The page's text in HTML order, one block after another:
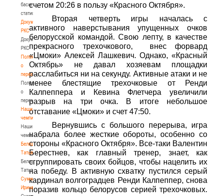
баскетбольной
статистике
Документы
РКС
Документы
РКС
Положение
о
переходах
Положение
о
переходах
Наши
чемпионы
Наши
чемпионы
Белошапко
Татьяна
Белошапко
Татьяна
Сумникова
Ирина
счетом 20:26 в пользу «Красного Октября».
Вторая четверть игры началась с
активного наверстывания упущенных очков
белорусской командой. Свою лепту, в качестве
прекрасного трехочкового, внес форвард
«Цмоки» Алексей Лашкевич. Однако, «Красный
Октябрь» не давал хозяевам площадки
расслабиться ни на секунду. Активные атаки и не
менее блестящие трехочковые от Ренди
Калпеппера и Кевина Флетчера увеличили
разрыв на три очка. В итоге небольшое
отставание «Цмоки» и счет 47:50.
Вернувшись с большого перерыва, игра
набрала более жесткие обороты, особенно со
стороны «Красного Октября». Все-таки Валентин
Берестнев, как главный тренер, знает, как
сгруппировать своих бойцов, чтобы нацелить их
на победу. В активную схватку пустился серый
кардинал волгоградцев Ренди Калпеппер, снова
поразив кольцо белорусов серией трехочковых.